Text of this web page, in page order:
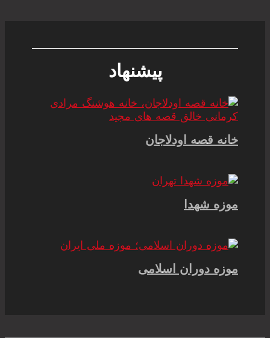
پیشنهاد
خانه قصه اودلاجان
موزه شهدا
موزه دوران اسلامی